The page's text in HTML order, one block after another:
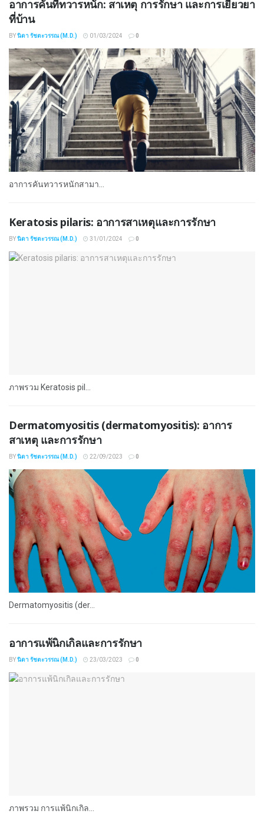
อาการคันที่ทวารหนัก: สาเหตุ การรักษา และการเยียวยา
ที่บ้าน
BYนิดา รัชตะวรรณ (M.D.) 01/03/2024 0
อาการคันทวารหนักสามา...
Keratosis pilaris: อาการสาเหตุและการรักษา
BYนิดา รัชตะวรรณ (M.D.) 31/01/2024 0
ภาพรวม Keratosis pil...
Dermatomyositis (dermatomyositis): อาการ
สาเหตุ และการรักษา
BYนิดา รัชตะวรรณ (M.D.) 22/09/2023 0
Dermatomyositis (der...
อาการแพ้นิกเกิลและการรักษา
BYนิดา รัชตะวรรณ (M.D.) 23/03/2023 0
ภาพรวม การแพ้นิกเกิล...